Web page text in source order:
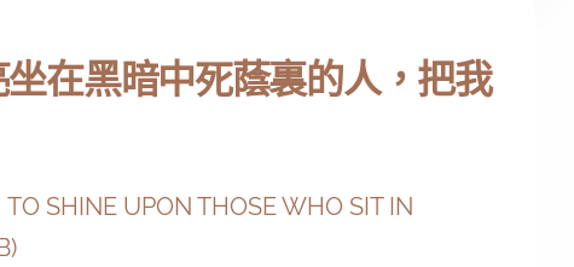
在黑暗中死蔭裏的人，把我
SHINE UPON THOSE WHO SIT IN